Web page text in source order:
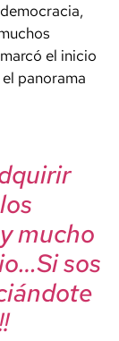
el inicio
panorama
mucho
sos